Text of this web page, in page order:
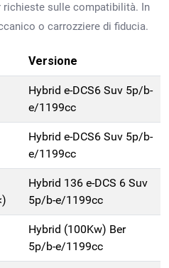
richieste sulle compatibilità. In
o carrozziere di fiducia.
Versione
Hybrid e-DCS6 Suv 5p/b-
e/1199cc
Hybrid e-DCS6 Suv 5p/b-
e/1199cc
Hybrid 136 e-DCS 6 Suv
5p/b-e/1199cc
Hybrid (100Kw) Ber
5p/b-e/1199cc